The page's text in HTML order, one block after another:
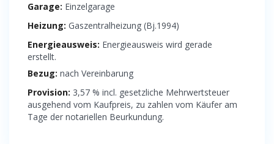
Garage: Einzelgarage
Heizung: Gaszentralheizung (Bj.1994)
Energieausweis: Energieausweis wird gerade
erstellt.
Bezug: nach Vereinbarung
Provision: 3,57 % incl. gesetzliche Mehrwertsteuer
ausgehend vom Kaufpreis, zu zahlen vom Käufer am
Tage der notariellen Beurkundung.